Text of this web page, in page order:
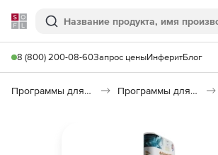
Softline
Поиск
8 (800) 200-08-60Запрос ценыИнферитБлог
Программы для программирования Программы для разработки ПО